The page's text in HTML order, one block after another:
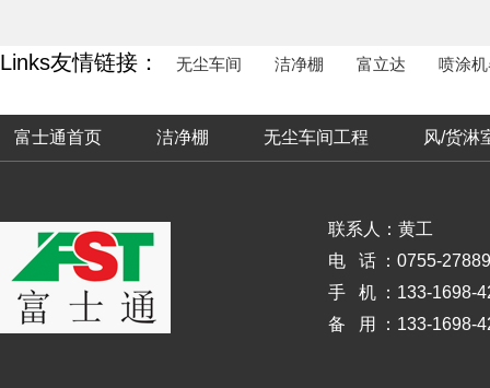
Links友情链接： 无尘车间 洁净棚 富立达 喷涂
富士通首页 洁净棚 无尘车间工程 风/货淋
联系人：黄工
电 话 ：0755-
手 机 ：133-1698-
备 用
：133-1698-